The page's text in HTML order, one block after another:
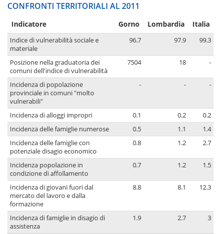
CONFRONTI TERRITORIALI AL 2011
Indicatore Gorno Lombardia Italia
Indice di vulnerabilità sociale e
materiale
96.7 97.9 99.3
Posizione nella graduatoria dei
comuni dell'indice di vulnerabilità
7504 18 -
Incidenza di popolazione
provinciale in comuni "molto
vulnerabili"
- - -
Incidenza di alloggi impropri 0.1 0.2
0.2
Incidenza delle famiglie numerose
0.5 1.1
1.4
Incidenza delle famiglie con
potenziale disagio economico
0.8 1.2 2.7
Incidenza popolazione in
condizione di affollamento
0.7 1.2 1.5
Incidenza di giovani fuori dal
mercato del lavoro e dalla
formazione
8.8 8.1 12.3
Incidenza di famiglie in disagio di
assistenza
1.9 2.7 3